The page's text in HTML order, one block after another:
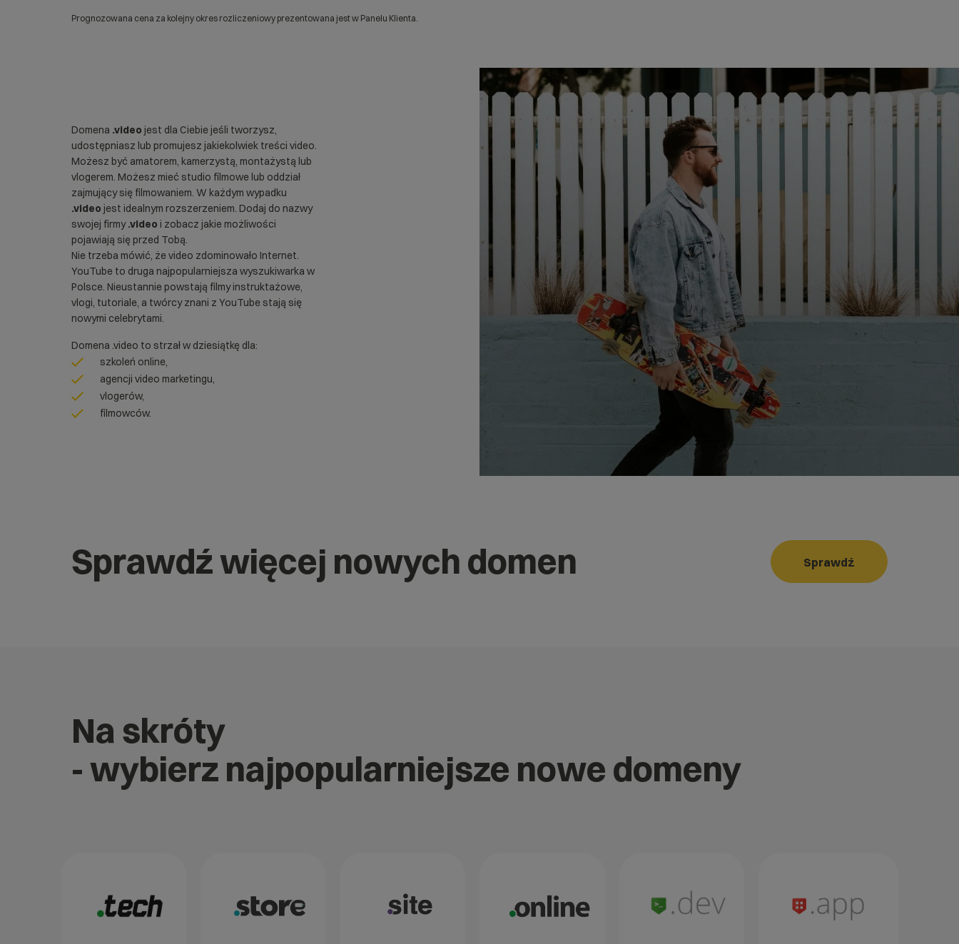
Prognozowana cena za kolejny okres rozliczeniowy prezentowana jest w Panelu Klienta.
Domena .video jest dla Ciebie jeśli tworzysz,
udostępniasz lub promujesz jakiekolwiek treści video.
Możesz być amatorem, kamerzystą, montażystą lub
vlogerem. Możesz mieć studio filmowe lub oddział
zajmujący się filmowaniem. W każdym wypadku
.video jest idealnym rozszerzeniem. Dodaj do nazwy
swojej firmy.video i zobacz jakie możliwości
pojawiają się przed Tobą.
Nie trzeba mówić, że video zdominowało Internet.
YouTube to druga najpopularniejsza wyszukiwarka w
Polsce. Nieustannie powstają filmy instruktażowe,
vlogi, tutoriale, a twórcy znani z YouTube stają się
nowymi celebrytami.
Domena .video to strzał w dziesiątkę dla:
szkoleń online,
agencji video marketingu,
vlogerów,
filmowców.
Sprawdź więcej nowych domen Sprawdź
Na skróty
- wybierz najpopularniejsze nowe domeny